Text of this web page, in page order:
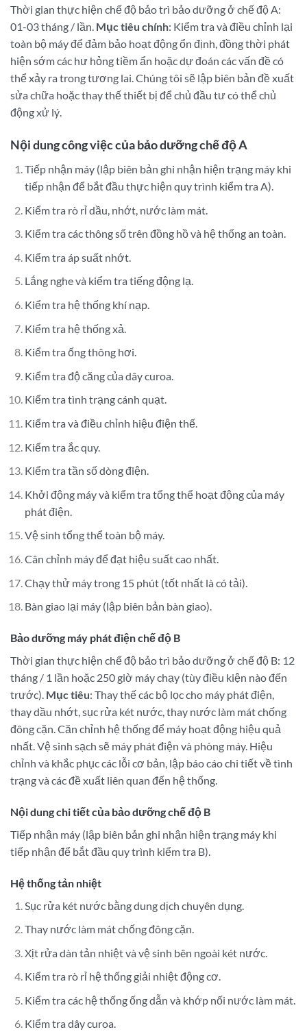
Thời gian thực hiện chế độ bảo trì bảo dưỡng ở chế độ A:
01-03 tháng / lần. Mục tiêu chính: Kiểm tra và điều chỉnh lại
toàn bộ máy để đảm bảo hoạt động ổn định, đồng thời phát
hiện sớm các hư hỏng tiềm ẩn hoặc dự đoán các vấn đề có
thể xảy ra trong tương lai. Chúng tôi sẽ lập biên bản đề xuất
sửa chữa hoặc thay thế thiết bị để chủ đầu tư có thể chủ
động xử lý.
Nội dung công việc của bảo dưỡng chế độ A
Tiếp nhận máy (lập biên bản ghi nhận hiện trạng máy khi
tiếp nhận để bắt đầu thực hiện quy trình kiểm tra A).
Kiểm tra rò rỉ dầu, nhớt, nước làm mát.
Kiểm tra các thông số trên đồng hồ và hệ thống an toàn.
Kiểm tra áp suất nhớt.
Lắng nghe và kiểm tra tiếng động lạ.
Kiểm tra hệ thống khí nạp.
Kiểm tra hệ thống xả.
Kiểm tra ống thông hơi.
Kiểm tra độ căng của dây curoa.
Kiểm tra tình trạng cánh quạt.
Kiểm tra và điều chỉnh hiệu điện thế.
Kiểm tra ắc quy.
Kiểm tra tần số dòng điện.
Khởi động máy và kiểm tra tổng thể hoạt động của máy
phát điện.
Vệ sinh tổng thể toàn bộ máy.
Cân chỉnh máy để đạt hiệu suất cao nhất.
Chạy thử máy trong 15 phút (tốt nhất là có tải).
Bàn giao lại máy (lập biên bản bàn giao).
Bảo dưỡng máy phát điện chế độ B
Thời gian thực hiện chế độ bảo trì bảo dưỡng ở chế độ B: 12
tháng / 1 lần hoặc 250 giờ máy chạy (tùy điều kiện nào đến
trước). Mục tiêu: Thay thế các bộ lọc cho máy phát điện,
thay dầu nhớt, sục rửa két nước, thay nước làm mát chống
đông cặn. Căn chỉnh hệ thống để máy hoạt động hiệu quả
nhất. Vệ sinh sạch sẽ máy phát điện và phòng máy. Hiệu
chỉnh và khắc phục các lỗi cơ bản, lập báo cáo chi tiết về tình
trạng và các đề xuất liên quan đến hệ thống.
Nội dung chi tiết của bảo dưỡng chế độ B
Tiếp nhận máy (lập biên bản ghi nhận hiện trạng máy khi
tiếp nhận để bắt đầu quy trình kiểm tra B).
Hệ thống tản nhiệt
Sục rửa két nước bằng dung dịch chuyên dụng.
Thay nước làm mát chống đông cặn.
Xịt rửa dàn tản nhiệt và vệ sinh bên ngoài két nước.
Kiểm tra rò rỉ hệ thống giải nhiệt động cơ.
Kiểm tra các hệ thống ống dẫn và khớp nối nước làm mát.
Kiểm tra dây curoa.